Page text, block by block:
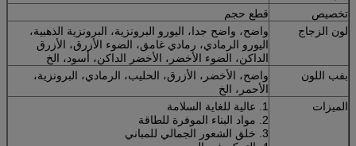
تخصيص
قطع حجم
لون الزجاج
واضح، واضح جدا، اليورو البرونزية، البرونزية الذهبية،
اليورو الرمادي، رمادي غامق، الضوء الأزرق، الأزرق
الداكن، الضوء الأخضر، الأخضر الداكن، أسود، الخ
بفب اللون
واضح، الأخضر، الأزرق، الحليب، الرمادي، البرونزية،
الأحمر، الخ
الميزات
1. عالية للغاية السلامة
2. مواد البناء الموفرة للطاقة
3. خلق الشعور الجمالي للمباني